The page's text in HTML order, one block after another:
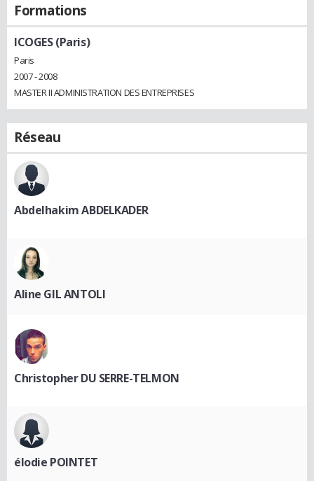
Formations
ICOGES (Paris)
Paris
2007 - 2008
MASTER II ADMINISTRATION DES ENTREPRISES
Réseau
Abdelhakim ABDELKADER
Aline GIL ANTOLI
Christopher DU SERRE-TELMON
élodie POINTET